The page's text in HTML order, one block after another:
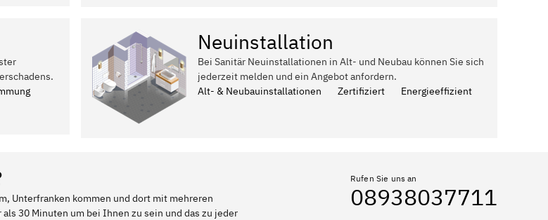
Neuinstallation
Bei Sanitär Neuinstallationen in Alt- und Neubau können Sie sich
jederzeit melden und ein Angebot anfordern.
Alt- & Neubauinstallationen
Zertifiziert Energieeffizient
Unterfranken kommen und dort mit mehreren
30 Minuten um bei Ihnen zu sein und das zu jeder
Rufen Sie uns an
08938037711